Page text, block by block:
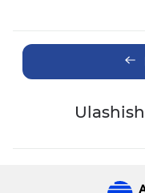
Ulashish